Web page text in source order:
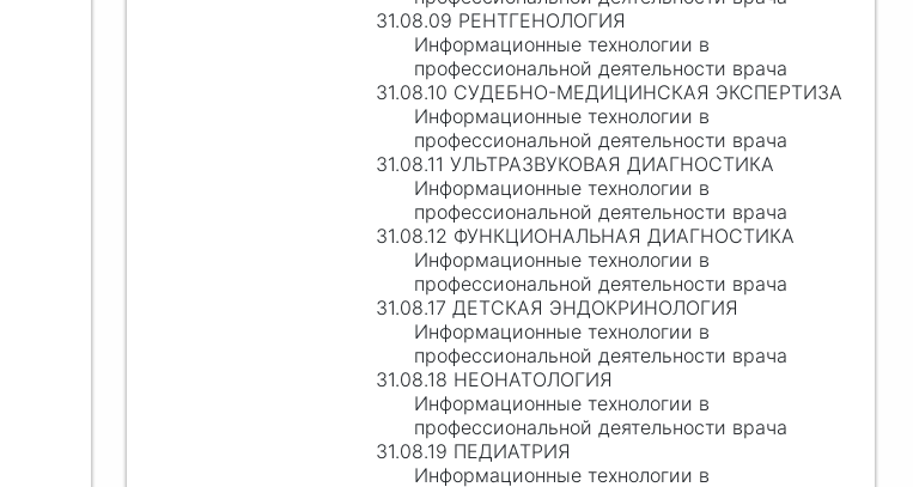
31.08.09 РЕНТГЕНОЛОГИЯ
Информационные технологии в
профессиональной деятельности врача
31.08.10 СУДЕБНО-МЕДИЦИНСКАЯ ЭКСПЕРТИЗА
Информационные технологии в
профессиональной деятельности врача
31.08.11 УЛЬТРАЗВУКОВАЯ ДИАГНОСТИКА
Информационные технологии в
профессиональной деятельности врача
31.08.12 ФУНКЦИОНАЛЬНАЯ ДИАГНОСТИКА
Информационные технологии в
профессиональной деятельности врача
31.08.17 ДЕТСКАЯ ЭНДОКРИНОЛОГИЯ
Информационные технологии в
профессиональной деятельности врача
31.08.18 НЕОНАТОЛОГИЯ
Информационные технологии в
профессиональной деятельности врача
31.08.19 ПЕДИАТРИЯ
Информационные технологии в